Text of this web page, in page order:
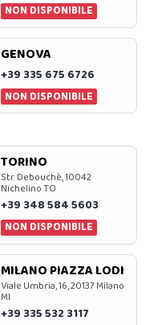
NON DISPONIBILE
GENOVA
+39 335 675 6726
NON DISPONIBILE
TORINO
Str. Debouchè, 10042
Nichelino TO
+39 348 584 5603
NON DISPONIBILE
MILANO PIAZZA LODI
Viale Umbria, 16, 20137 Milano
MI
+39 335 532 3117